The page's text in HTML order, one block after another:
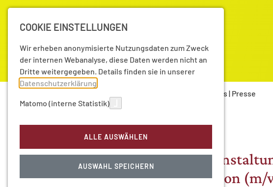
Aktuelles | Presse
Hilfskraft (Minijob) im
Wissenschaftskommunikation (m/
COOKIE EINSTELLUNGEN
Wir erheben anonymisierte Nutzungsdaten zum Zweck
der internen Webanalyse, diese Daten werden nicht an
Dritte weitergegeben. Details finden sie in unserer
Datenschutzerklärung
Matomo (interne Statistik)
ALLE AUSWÄHLEN
AUSWAHL SPEICHERN